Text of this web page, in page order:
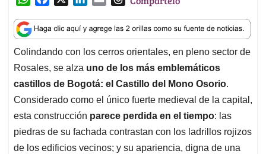
a
t
s
A
p
p
c
e
b
o
o
k
n
k
e
d
I
n
a
i
l
r
e
a
d
s
Colindando con los cerros orientales, en pleno sector de
Rosales, se alza uno de los más emblemáticos
castillos de Bogotá: el Castillo del Mono Osorio.
Considerado como el único fuerte medieval de la capital,
esta construcción parece perdida en el tiempo: las
piedras de su fachada contrastan con los ladrillos rojizos
de los edificios vecinos; y su apariencia, digna de una